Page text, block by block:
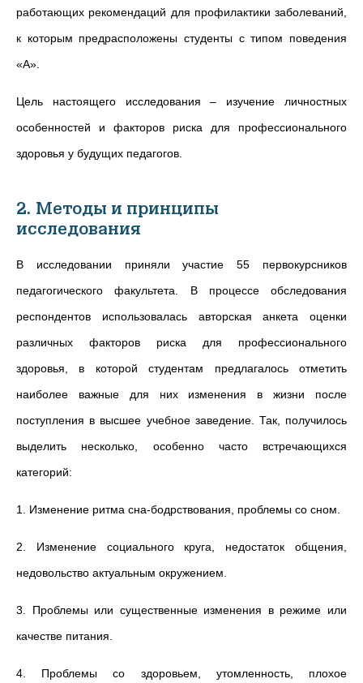
работающих рекомендаций для профилактики заболеваний,
к которым предрасположены студенты с типом поведения
«А».
Цель настоящего исследования – изучение личностных
особенностей и факторов риска для профессионального
здоровья у будущих педагогов.
2. Методы и принципы
исследования
В исследовании приняли участие 55 первокурсников
педагогического факультета. В процессе обследования
респондентов использовалась авторская анкета оценки
различных факторов риска для профессионального
здоровья, в которой студентам предлагалось отметить
наиболее важные для них изменения в жизни после
поступления в высшее учебное заведение. Так, получилось
выделить несколько, особенно часто встречающихся
категорий:
1. Изменение ритма сна-бодрствования, проблемы со сном.
2. Изменение социального круга, недостаток общения,
недовольство актуальным окружением.
3. Проблемы или существенные изменения в режиме или
качестве питания.
4. Проблемы со здоровьем, утомленность, плохое